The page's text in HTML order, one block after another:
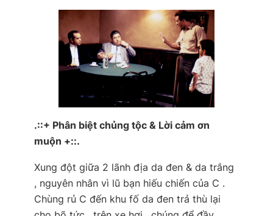
.::+ Phân biệt chủng tộc & Lời cảm ơn
muộn +::.
Xung đột giữa 2 lãnh địa da đen & da trắng
, nguyên nhân vì lũ bạn hiếu chiến của C .
Chùng rủ C đến khu fố da đen trả thù lại